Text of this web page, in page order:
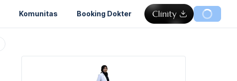
Komunitas Booking Dokter